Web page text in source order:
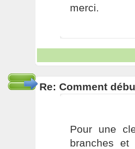
merci.
Re: Comment
Pour une
branches